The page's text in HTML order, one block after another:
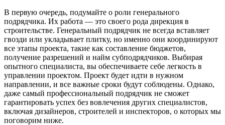
В первую очередь, подумайте о роли генерального
подрядчика. Их работа — это своего рода дирекция в
строительстве. Генеральный подрядчик не всегда вставляет
гвозди или укладывает плитку, но именно они координируют
все этапы проекта, такие как составление бюджетов,
получение разрешений и найм субподрядчиков. Выбирая
опытного специалиста, вы обеспечиваете себе легкость в
управлении проектом. Проект будет идти в нужном
направлении, и все важные сроки будут соблюдены. Однако,
даже самый профессиональный подрядчик не сможет
гарантировать успех без вовлечения других специалистов,
включая дизайнеров, строителей и инспекторов, о которых мы
поговорим ниже.